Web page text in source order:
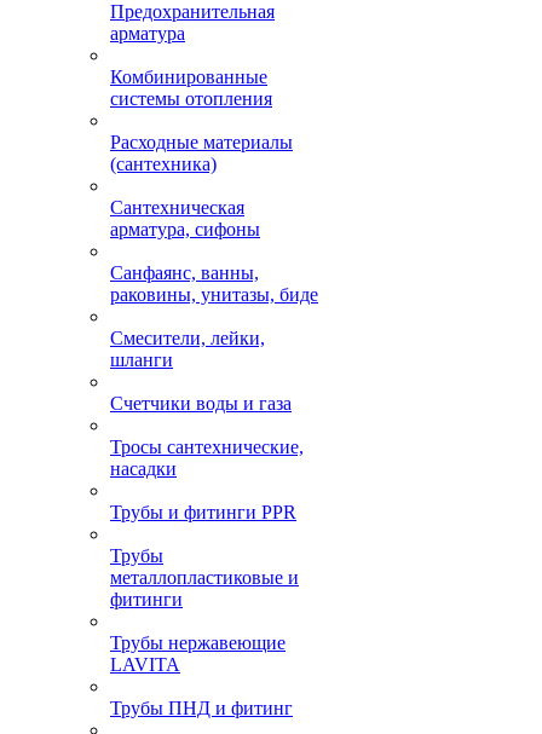
Предохранительная
арматура
Комбинированные
системы отопления
Расходные материалы
(сантехника)
Сантехническая
арматура, сифоны
Санфаянс, ванны,
раковины, унитазы, биде
Смесители, лейки,
шланги
Счетчики воды и газа
Тросы сантехнические,
насадки
Трубы и фитинги PPR
Трубы
металлопластиковые и
фитинги
Трубы нержавеющие
LAVITA
Трубы ПНД и фитинг